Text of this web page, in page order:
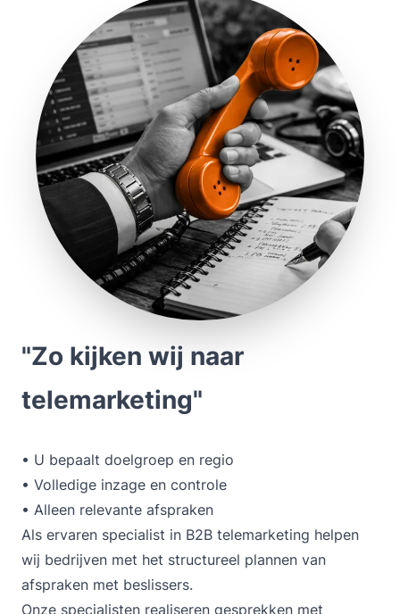
"Zo kijken wij naar
telemarketing"
• U bepaalt doelgroep en regio
• Volledige inzage en controle
• Alleen relevante afspraken
Als ervaren specialist in B2B telemarketing helpen
wij bedrijven met het structureel plannen van
afspraken met beslissers.
Onze specialisten realiseren gesprekken met